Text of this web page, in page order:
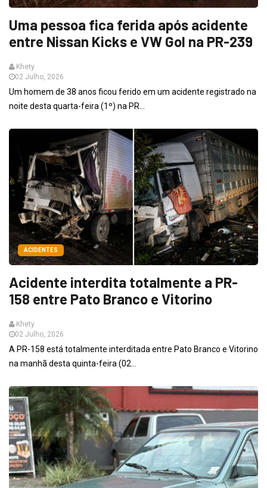
Uma pessoa fica ferida após acidente
entre Nissan Kicks e VW Gol na PR-239
Khety
02 Julho, 2026
Um homem de 38 anos ficou ferido em um acidente registrado na
noite desta quarta-feira (1º) na PR...
ACIDENTES
Acidente interdita totalmente a PR-
158 entre Pato Branco e Vitorino
Khety
02 Julho, 2026
A PR-158 está totalmente interditada entre Pato Branco e Vitorino
na manhã desta quinta-feira (02...